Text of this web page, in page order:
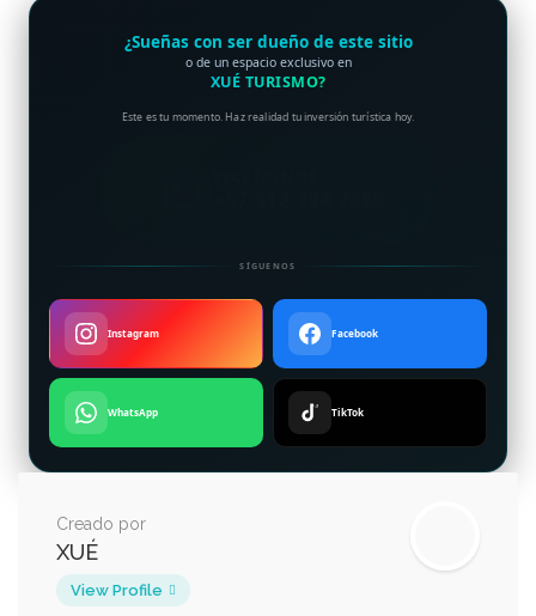
¿Sueñas con ser dueño de este sitio
o de un espacio exclusivo en
XUÉ TURISMO?
Este es tu momento. Haz realidad tu inversión turística hoy.
SÍGUENOS
Instagram Facebook
WhatsApp TikTok
Creado por
XUÉ
View Profile